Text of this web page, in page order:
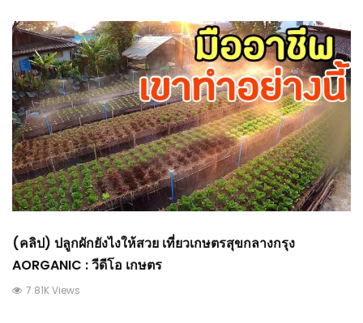
(คลิป) ปลูกผักยังไงให้สวย เที่ยวเกษตรสุขกลางกรุง
AORGANIC : วีดีโอ เกษตร
7.81K Views